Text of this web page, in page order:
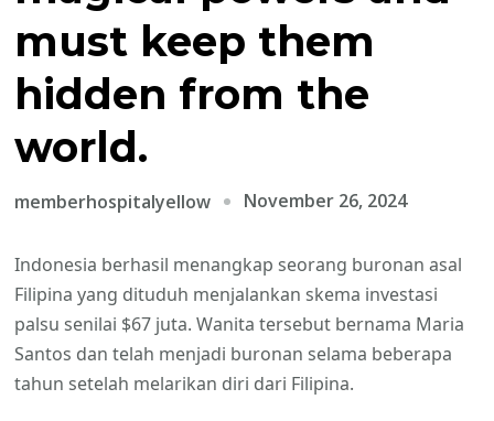
must keep them
hidden from the
world.
memberhospitalyellow November 26, 2024
Indonesia berhasil menangkap seorang buronan asal
Filipina yang dituduh menjalankan skema investasi
palsu senilai $67 juta. Wanita tersebut bernama Maria
Santos dan telah menjadi buronan selama beberapa
tahun setelah melarikan diri dari Filipina.